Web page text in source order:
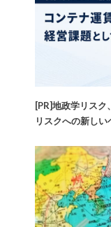
[PR]地政学リス
リスクへの新し